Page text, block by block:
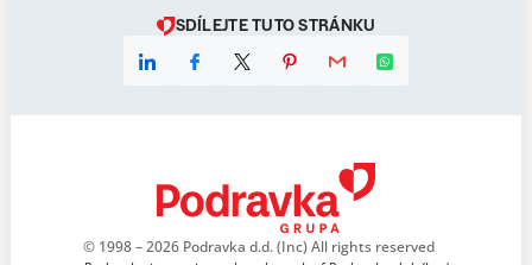
SDÍLEJTE TUTO STRÁNKU
© 1998 – 2026 Podravka d.d. (Inc) All rights reserved